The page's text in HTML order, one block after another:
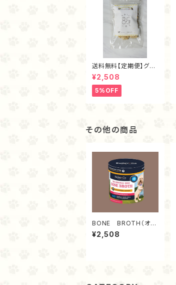
送料無料【定期便】グラ
スフェッド麴トライプ・フ
リーズドライ40ｇ
¥2,508
5%OFF
その他の商品
BONE BROTH（オリ
ジナル）
¥2,508